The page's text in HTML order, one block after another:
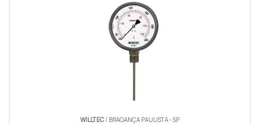
WILLTEC/ BRAGANÇA PAULISTA - SP